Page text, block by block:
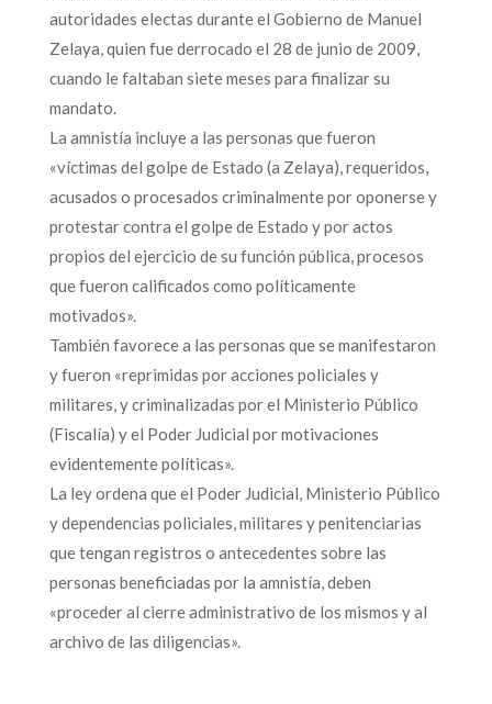
autoridades electas durante el Gobierno de Manuel
Zelaya, quien fue derrocado el 28 de junio de 2009,
cuando le faltaban siete meses para finalizar su
mandato.
La amnistía incluye a las personas que fueron
«víctimas del golpe de Estado (a Zelaya), requeridos,
acusados o procesados criminalmente por oponerse y
protestar contra el golpe de Estado y por actos
propios del ejercicio de su función pública, procesos
que fueron calificados como políticamente
motivados».
También favorece a las personas que se manifestaron
y fueron «reprimidas por acciones policiales y
militares, y criminalizadas por el Ministerio Público
(Fiscalía) y el Poder Judicial por motivaciones
evidentemente políticas».
La ley ordena que el Poder Judicial, Ministerio Público
y dependencias policiales, militares y penitenciarias
que tengan registros o antecedentes sobre las
personas beneficiadas por la amnistía, deben
«proceder al cierre administrativo de los mismos y al
archivo de las diligencias».